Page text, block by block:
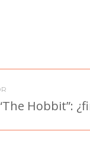
Hobbit”: